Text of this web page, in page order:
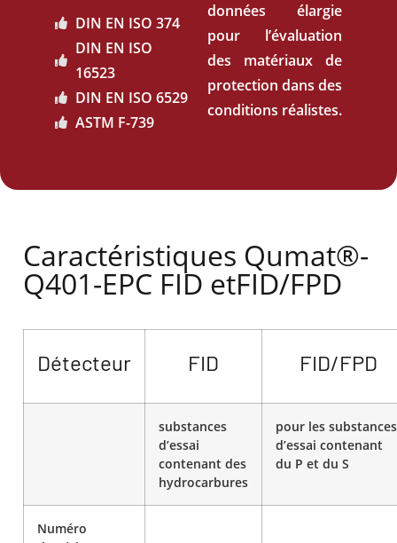
DIN EN ISO 374
DIN EN ISO
16523
DIN EN ISO 6529
ASTM F-739
données élargie
pour l’évaluation
des matériaux de
protection dans des
conditions réalistes.
Caractéristiques Qumat®-
Q401-EPC FID etFID/FPD
Détecteur FID FID/FPD
substances
d’essai
contenant des
hydrocarbures
pour les substances
d’essai contenant
du P et du S
Numéro